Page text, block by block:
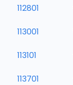
112801
113001
113101
113701